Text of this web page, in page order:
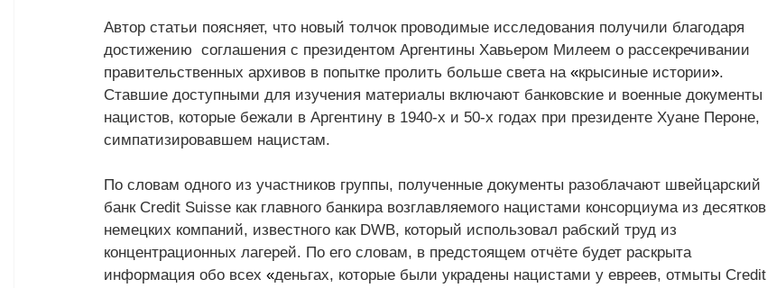
Автор статьи поясняет, что новый толчок проводимые исследования получили благодаря
достижению  соглашения с президентом Аргентины Хавьером Милеем о рассекречивании
правительственных архивов в попытке пролить больше света на «крысиные истории».
Ставшие доступными для изучения материалы включают банковские и военные документы
нацистов, которые бежали в Аргентину в 1940-х и 50-х годах при президенте Хуане Пероне,
симпатизировавшем нацистам.
По словам одного из участников группы, полученные документы разоблачают швейцарский
банк Credit Suisse как главного банкира возглавляемого нацистами консорциума из десятков
немецких компаний, известного как DWB, который использовал рабский труд из
концентрационных лагерей. По его словам, в предстоящем отчёте будет раскрыта
информация обо всех «деньгах, которые были украдены нацистами у евреев, отмыты Credit